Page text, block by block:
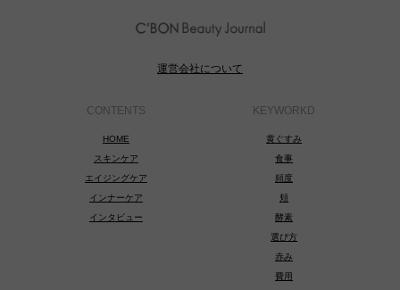
運営会社について
CONTENTS
HOME
スキンケア
エイジングケア
インナーケア
インタビュー
KEYWORKD
黄ぐすみ
食事
頻度
頬
酵素
選び方
赤み
費用